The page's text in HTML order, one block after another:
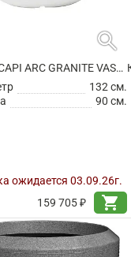
search
КАШПО CAPI ARC GRANITE VASE BALL WHITE
132 см.
90 см.
ожидается 03.09.26г.
159 705 ₽
shopping_cart